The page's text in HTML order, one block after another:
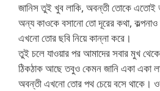
জানিস তুই খুব লাকি, অবন্তী তোকে এতোই
অন্য কাওকে বসানো তো দূরের কথা,
এখনো তোর ছবি নিয়ে কান্না করে।
তুই চলে যাওয়ার পর আমাদের সবার মুখ
ঠিকঠাক আছে তবুও কেমন জানি একা একা
অবন্তী এখনো তোর পথ চেয়ে বসে থাকে।